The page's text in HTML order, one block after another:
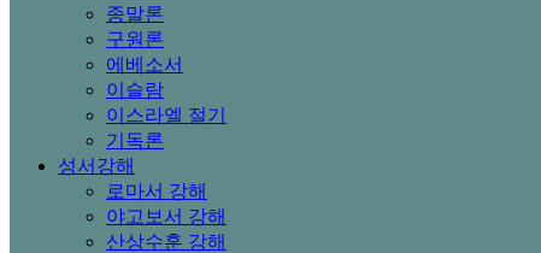
종말론
구원론
에베소서
이슬람
이스라엘 절기
기독론
성서강해
로마서 강해
야고보서 강해
산상수훈 강해